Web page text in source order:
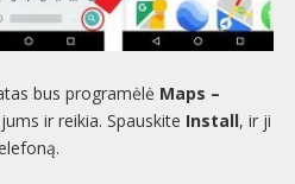
bus programėlė Maps –
jums ir reikia. Spauskite Install, ir ji